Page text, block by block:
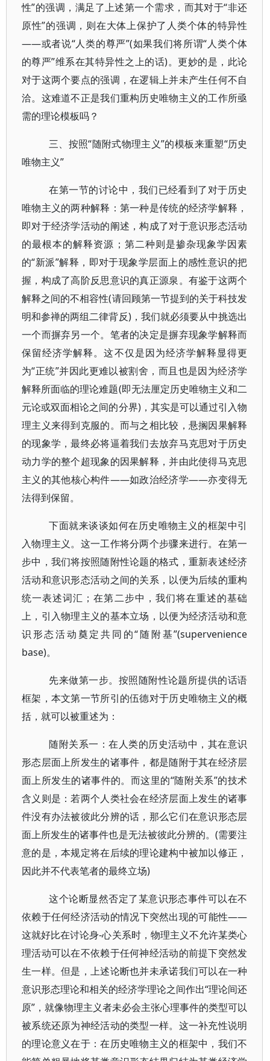
性”的强调，满足了上述第一个需求，而其对于“非还
原性”的强调，则在大体上保护了人类个体的特异性
——或者说“人类的尊严”(如果我们将所谓“人类个体
的尊严”维系在其特异性之上的话)。更妙的是，此论
对于这两个要点的强调，在逻辑上并未产生任何不自
洽。这难道不正是我们重构历史唯物主义的工作所亟
需的理论模板吗？
三、按照“随附式物理主义”的模板来重塑“历史
唯物主义”
在第一节的讨论中，我们已经看到了对于历史
唯物主义的两种解释：第一种是传统的经济学解释，
即对于经济学活动的阐述，构成了对于意识形态活动
的最根本的解释资源；第二种则是掺杂现象学因素
的“新派”解释，即对于现象学层面上的感性意识的把
握，构成了高阶反思意识的真正源泉。有鉴于这两个
解释之间的不相容性(请回顾第一节提到的关于科技发
明和参禅的两组二律背反)，我们就必须要从中挑选出
一个而摒弃另一个。笔者的决定是摒弃现象学解释而
保留经济学解释。这不仅是因为经济学解释显得更
为“正统”并因此更难以被割舍，而且也是因为经济学
解释所面临的理论难题(即无法厘定历史唯物主义和二
元论或双面相论之间的分界)，其实是可以通过引入物
理主义来得到克服的。而与之相比较，悬搁因果解释
的现象学，最终必将逼着我们去放弃马克思对于历史
动力学的整个超现象的因果解释，并由此使得马克思
主义的其他核心构件——如政治经济学——亦变得无
法得到保留。
下面就来谈谈如何在历史唯物主义的框架中引
入物理主义。这一工作将分两个步骤来进行。在第一
步中，我们将按照随附性论题的格式，重新表述经济
活动和意识形态活动之间的关系，以便为后续的重构
统一表述词汇；在第二步中，我们将在重述的基础
上，引入物理主义的基本立场，以便为经济活动和意
识形态活动奠定共同的“随附基”(supervenience
base)。
先来做第一步。按照随附性论题所提供的话语
框架，本文第一节所引的伍德对于历史唯物主义的概
括，就可以被重述为：
随附关系一：在人类的历史活动中，其在意识
形态层面上所发生的诸事件，都是随附于其在经济层
面上所发生的诸事件的。而这里的“随附关系”的技术
含义则是：若两个人类社会在经济层面上发生的诸事
件没有办法被彼此分辨的话，那么它们在意识形态层
面上所发生的诸事件也是无法被彼此分辨的。(需要注
意的是，本规定将在后续的理论建构中被加以修正，
因此并不代表笔者的最终立场)
这个论断显然否定了某意识形态事件可以在不
依赖于任何经济活动的情况下突然出现的可能性——
这就好比在讨论身-心关系时，物理主义不允许某类心
理活动可以在不依赖于任何神经活动的前提下突然发
生一样。但是，上述论断也并未承诺我们可以在一种
意识形态理论和相关的经济学理论之间作出“理论间还
原”，就像物理主义者未必会主张心理事件的类型可以
被系统还原为神经活动的类型一样。这一补充性说明
的理论意义在于：在历史唯物主义的框架中，我们不